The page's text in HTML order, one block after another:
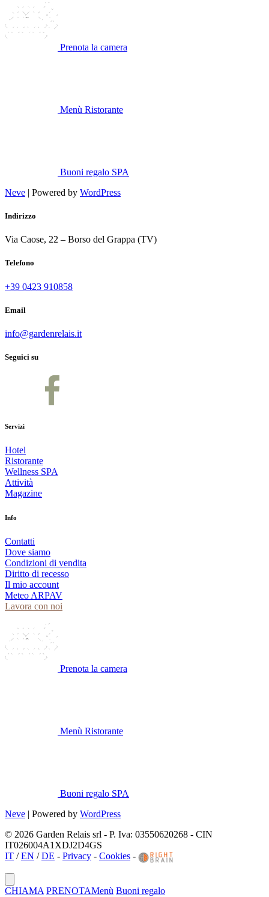
Prenota la camera
Menù Ristorante
Buoni regalo SPA
Neve | Powered by WordPress
Indirizzo
Via Caose, 22 – Borso del Grappa (TV)
Telefono
+39 0423 910858
Email
info@gardenrelais.it
Seguici su
Servizi
Hotel
Ristorante
Wellness SPA
Attività
Magazine
Info
Contatti
Dove siamo
Condizioni di vendita
Diritto di recesso
Il mio account
Meteo ARPAV
Lavora con noi
Prenota la camera
Menù Ristorante
Buoni regalo SPA
Neve | Powered by WordPress
© 2026 Garden Relais srl - P. Iva: 03550620268 - CIN
IT026004A1XDJ2D4GS
IT /EN /DE - Privacy - Cookies -
CHIAMA PRENOTAMenù Buoni regalo